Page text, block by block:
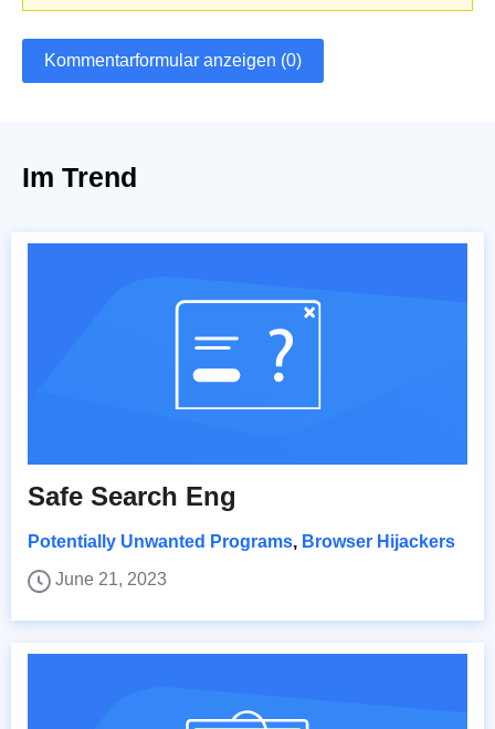
Kommentarformular anzeigen (0)
Im Trend
Safe Search Eng
Potentially Unwanted Programs, Browser Hijackers
June 21, 2023